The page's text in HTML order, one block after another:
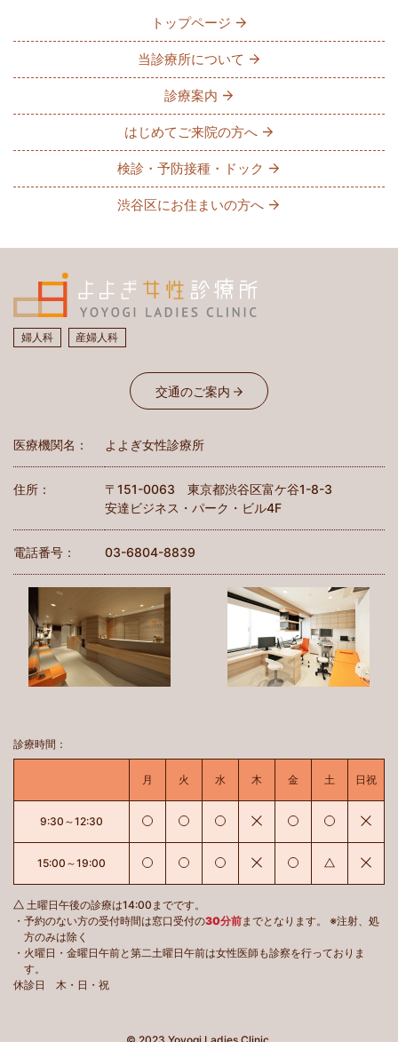
トップページ
当診療所について
診療案内
はじめてご来院の方へ
検診・予防接種・ドック
渋谷区にお住まいの方へ
婦人科 産婦人科
交通のご案内
医療機関名： よよぎ女性診療所
住所：
〒151-0063 東京都渋谷区富ケ谷1-8-3
安達ビジネス・パーク・ビル4F
電話番号： 03-6804-8839
診療時間：
月 月曜日火 火曜日水 水曜日木 木曜日金金曜日土 土曜日日祝日
9:30～12:30 診療あり診療あり診療あり休診 診療あり診療あり休診
15:00～19:00 診療あり診療あり診療あり休診 診療あり 土曜日午後
休診
土曜日午後の診療は14:00までです。
・予約のない方の受付時間は窓口受付の30分前までとなります。
※注射、処
方のみは除く
・火曜日・金曜日午前と第二土曜日午前は女性医師も診察を行っておりま
す。
休診日 木・日・祝